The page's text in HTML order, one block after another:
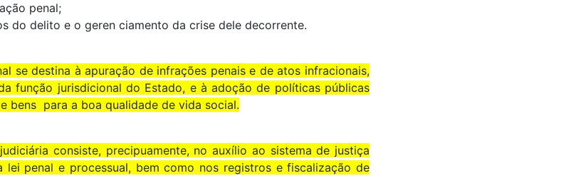
penal;
do delito e o geren ciamento da crise dele decorrente.
se destina à apuração de infrações penais e de atos infracionais,
função jurisdicional do Estado, e à adoção de políticas públicas
bens para a boa qualidade de vida social.
consiste, precipuamente, no auxílio ao sistema de justiça
lei penal e processual, bem como nos registros e fiscalização de